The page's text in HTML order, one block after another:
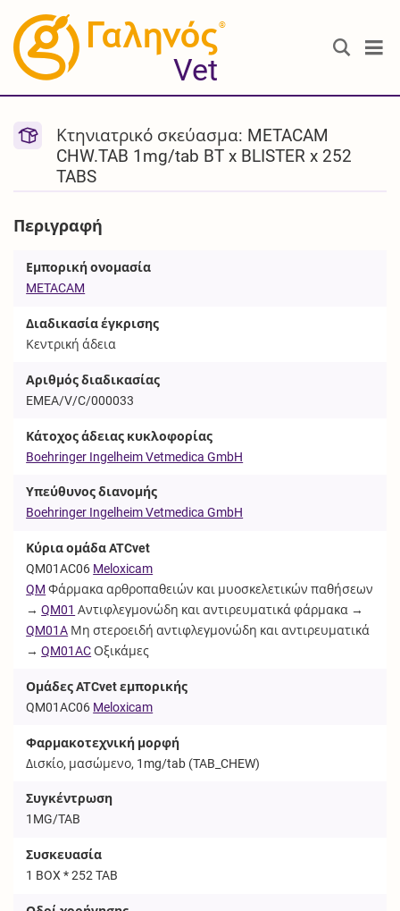
®
Vet
Κτηνιατρικό σκεύασμα: METACAM
CHW.TAB 1mg/tab BT x BLISTER x 252
TABS
Περιγραφή
Εμπορική ονομασία
METACAM
Διαδικασία έγκρισης
Κεντρική άδεια
Αριθμός διαδικασίας
EMEA/V/C/000033
Κάτοχος άδειας κυκλοφορίας
Boehringer Ingelheim Vetmedica GmbH
Υπεύθυνος διανομής
Boehringer Ingelheim Vetmedica GmbH
Κύρια ομάδα ATCvet
QM01AC06 Meloxicam
QM Φάρμακα αρθροπαθειών και μυοσκελετικών παθήσεων
→QM01 Αντιφλεγμονώδη και αντιρευματικά φάρμακα →
QM01A Μη στεροειδή αντιφλεγμονώδη και αντιρευματικά
→QM01AC Οξικάμες
Ομάδες ATCvet εμπορικής
QM01AC06 Meloxicam
Φαρμακοτεχνική μορφή
Δισκίο, μασώμενο, 1mg/tab (TAB_CHEW)
Συγκέντρωση
1MG/TAB
Συσκευασία
1 BOX * 252 TAB